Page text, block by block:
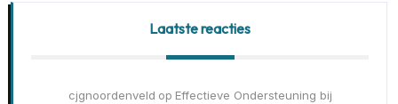
Laatste reacties
cjgnoordenveld op Effectieve Ondersteuning bij